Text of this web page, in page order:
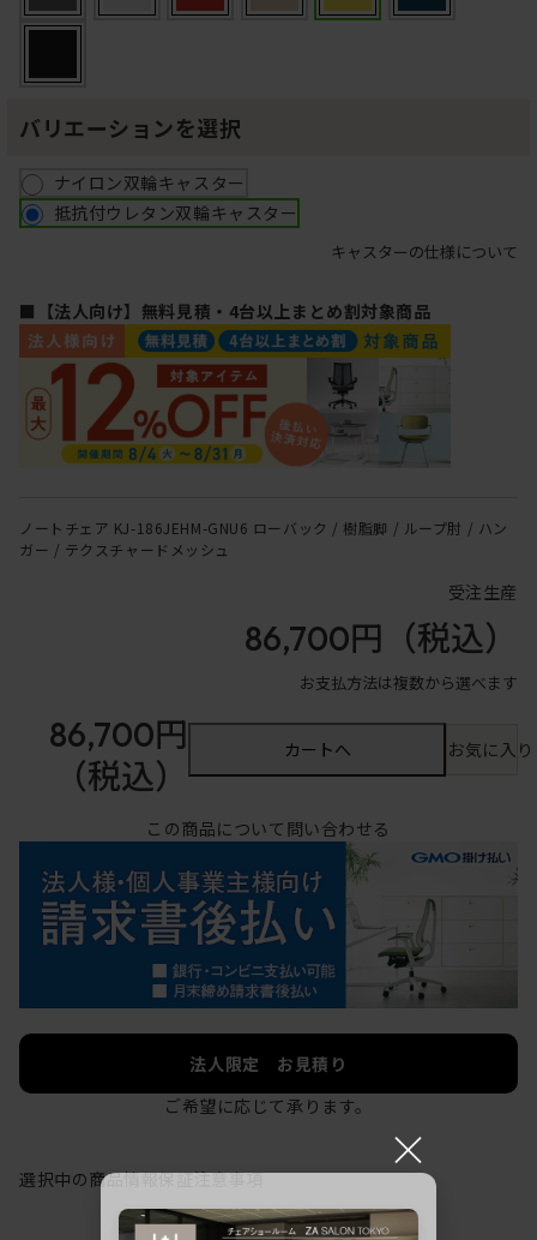
バリエーションを選択
ナイロン双輪キャスター
抵抗付ウレタン双輪キャスター
キャスターの仕様について
■【法人向け】無料見積・4台以上まとめ割対象商品
ノートチェア KJ-186JEHM-GNU6 ローバック / 樹脂脚 / ループ肘 / ハン
ガー / テクスチャードメッシュ
受注生産
86,700円 （税込）
お支払方法は複数から選べます
86,700円
（税込）
カートへ お気に入
この商品について問い合わせる
法人限定 お見積り
ご希望に応じて承ります。
選択中の商品情報保証注意事項
×